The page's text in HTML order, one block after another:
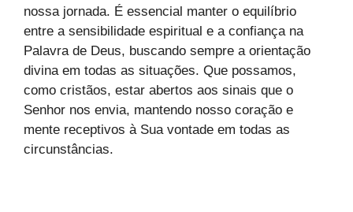
nossa jornada. É essencial manter o equilíbrio
entre a sensibilidade espiritual e a confiança na
Palavra de Deus, buscando sempre a orientação
divina em todas as situações. Que possamos,
como cristãos, estar abertos aos sinais que o
Senhor nos envia, mantendo nosso coração e
mente receptivos à Sua vontade em todas as
circunstâncias.